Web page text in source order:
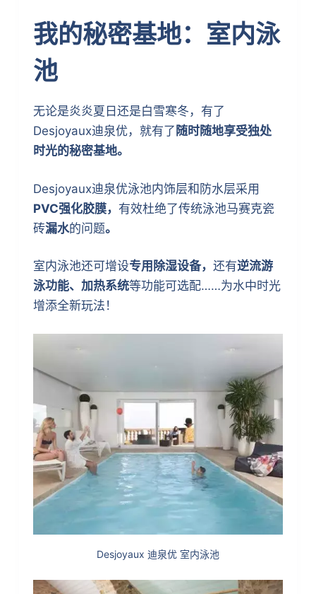
我的秘密基地：室内泳
池
无论是炎炎夏日还是白雪寒冬，有了
Desjoyaux迪泉优，就有了 随时随地享受独处
时光的秘密基地。
Desjoyaux迪泉优泳池内饰层和防水层采用
PVC强化胶膜， 有效杜绝了传统泳池马赛克瓷
砖漏水的问题。
室内泳池还可增设专用除湿设备， 还有逆流游
泳功能、加热系统等功能可选配……为水中时光
增添全新玩法！
Desjoyaux 迪泉优 室内泳池